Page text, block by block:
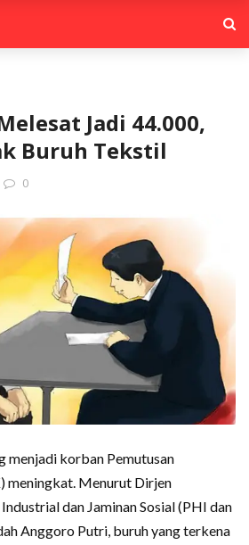
Jadi 44.000,
Buruh Tekstil
0
menjadi korban Pemutusan
meningkat. Menurut Dirjen
dan Jaminan Sosial (PHI dan
Anggoro Putri, buruh yang terkena